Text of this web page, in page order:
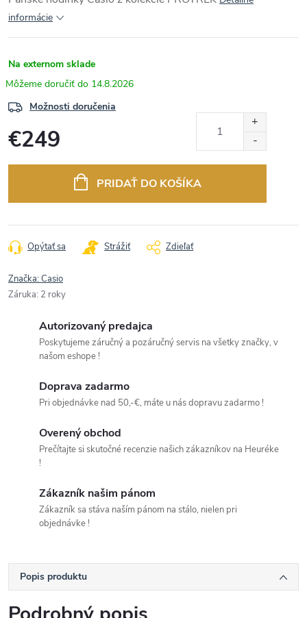
informácie
Na externom sklade
14.8.2026
Možnosti doručenia
€249
PRIDAŤ DO KOŠÍKA
Opýtať sa Strážiť Zdieľať
Značka:Casio
Záruka: 2 roky
Autorizovaný predajca
Poskytujeme záručný a pozáručný servis na všetky značky, v
našom eshope !
Doprava zadarmo
Pri objednávke nad 50,-€, máte u nás dopravu zadarmo !
Overený obchod
Prečítajte si skutočné recenzie našich zákazníkov na Heuréke
!
Zákazník našim pánom
Zákazník sa stáva naším pánom na stálo, nielen pri
objednávke !
Popis produktu